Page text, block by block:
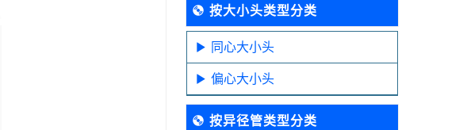
按大小头类型分类
同心大小头
偏心大小头
按异径管类型分类